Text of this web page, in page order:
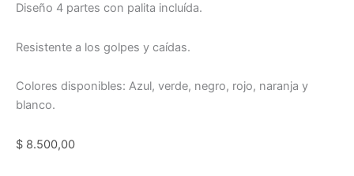
Diseño 4 partes con palita incluída.
Resistente a los golpes y caídas.
Colores disponibles: Azul, verde, negro, rojo, naranja y
blanco.
$ 8.500,00